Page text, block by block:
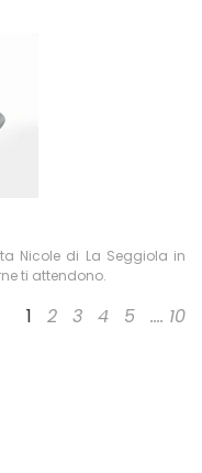
Nicole di La Seggiola in
ti attendono.
1 2 3 4 5 .... 10